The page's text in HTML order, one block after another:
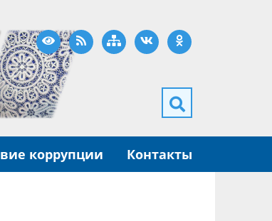
Версия для слабовидящих
RSS Карта сайта
ВКонтактеОдноклассники
коррупции Контакты